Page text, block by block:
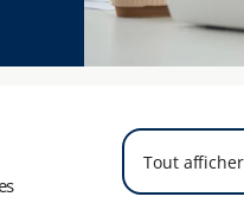
Tout afficher